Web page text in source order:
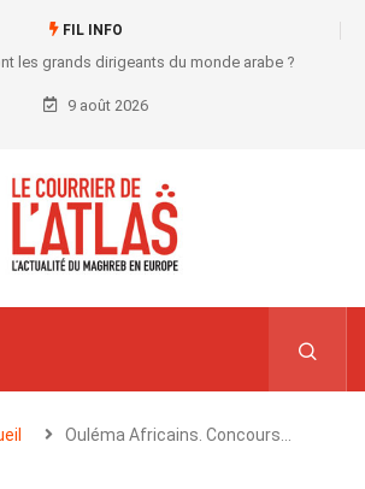
FIL INFO
les grands dirigeants du monde arabe ?
9 août 2026
Ouléma Africains. Concours…